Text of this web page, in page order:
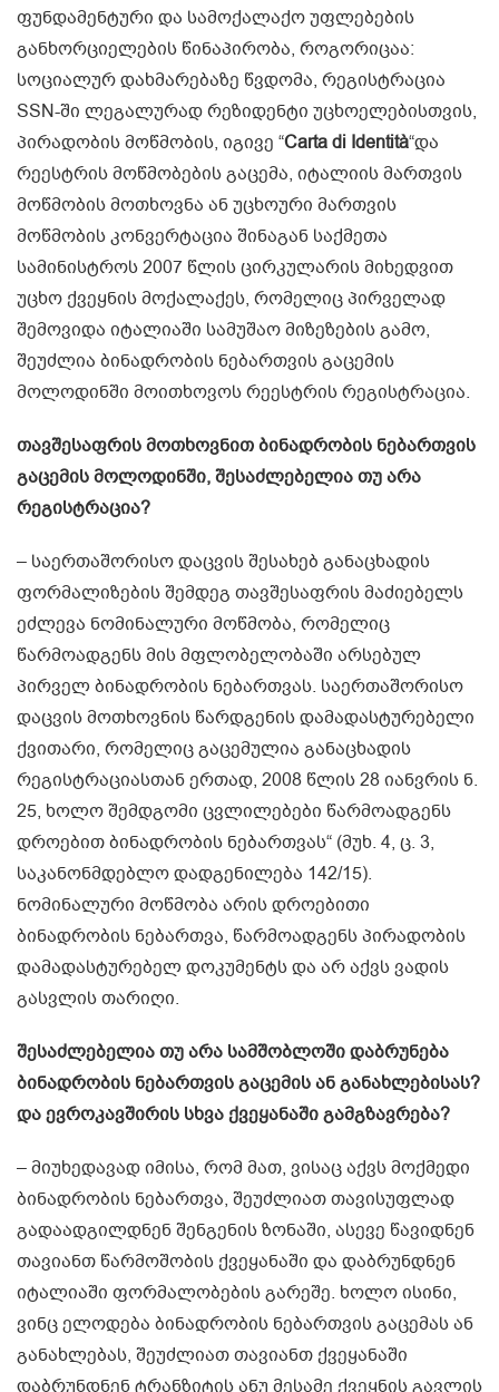
ფუნდამენტური და სამოქალაქო უფლებების
განხორციელების წინაპირობა, როგორიცაა:
სოციალურ დახმარებაზე წვდომა, რეგისტრაცია
SSN-ში ლეგალურად რეზიდენტი უცხოელებისთვის,
პირადობის მოწმობის, იგივე “Carta di Identità“და
რეესტრის მოწმობების გაცემა, იტალიის მართვის
მოწმობის მოთხოვნა ან უცხოური მართვის
მოწმობის კონვერტაცია შინაგან საქმეთა
სამინისტროს 2007 წლის ცირკულარის მიხედვით
უცხო ქვეყნის მოქალაქეს, რომელიც პირველად
შემოვიდა იტალიაში სამუშაო მიზეზების გამო,
შეუძლია ბინადრობის ნებართვის გაცემის
მოლოდინში მოითხოვოს რეესტრის რეგისტრაცია.
თავშესაფრის მოთხოვნით ბინადრობის ნებართვის
გაცემის მოლოდინში, შესაძლებელია თუ არა
რეგისტრაცია?
– საერთაშორისო დაცვის შესახებ განაცხადის
ფორმალიზების შემდეგ თავშესაფრის მაძიებელს
ეძლევა ნომინალური მოწმობა, რომელიც
წარმოადგენს მის მფლობელობაში არსებულ
პირველ ბინადრობის ნებართვას. საერთაშორისო
დაცვის მოთხოვნის წარდგენის დამადასტურებელი
ქვითარი, რომელიც გაცემულია განაცხადის
რეგისტრაციასთან ერთად, 2008 წლის 28 იანვრის ნ.
25, ხოლო შემდგომი ცვლილებები წარმოადგენს
დროებით ბინადრობის ნებართვას“ (მუხ. 4, ც. 3,
საკანონმდებლო დადგენილება 142/15).
ნომინალური მოწმობა არის დროებითი
ბინადრობის ნებართვა, წარმოადგენს პირადობის
დამადასტურებელ დოკუმენტს და არ აქვს ვადის
გასვლის თარიღი.
შესაძლებელია თუ არა სამშობლოში დაბრუნება
ბინადრობის ნებართვის გაცემის ან განახლებისას?
და ევროკავშირის სხვა ქვეყანაში გამგზავრება?
– მიუხედავად იმისა, რომ მათ, ვისაც აქვს მოქმედი
ბინადრობის ნებართვა, შეუძლიათ თავისუფლად
გადაადგილდნენ შენგენის ზონაში, ასევე წავიდნენ
თავიანთ წარმოშობის ქვეყანაში და დაბრუნდნენ
იტალიაში ფორმალობების გარეშე. ხოლო ისინი,
ვინც ელოდება ბინადრობის ნებართვის გაცემას ან
განახლებას, შეუძლიათ თავიანთ ქვეყანაში
დაბრუნდნენ ტრანზიტის ანუ მესამე ქვეყნის გავლის